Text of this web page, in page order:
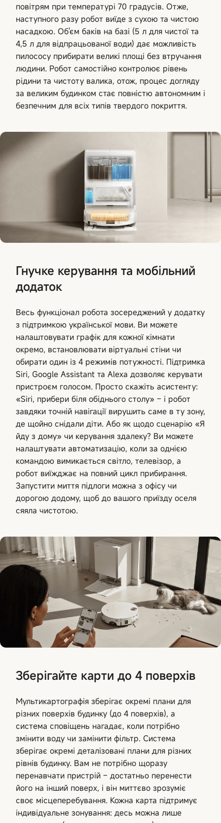
повітрям при температурі 70 градусів. Отже,
наступного разу робот виїде з сухою та чистою
насадкою. Об'єм баків на базі (5 л для чистої та
4,5 л для відпрацьованої води) дає можливість
пилососу прибирати великі площі без втручання
людини. Робот самостійно контролює рівень
рідини та чистоту валика, отож, процес догляду
за великим будинком стає повністю автономним і
безпечним для всіх типів твердого покриття.
Гнучке керування та мобільний
додаток
Весь функціонал робота зосереджений у додатку
з підтримкою української мови. Ви можете
налаштовувати графік для кожної кімнати
окремо, встановлювати віртуальні стіни чи
обирати один із 4 режимів потужності. Підтримка
Siri, Google Assistant та Alexa дозволяє керувати
пристроєм голосом. Просто скажіть асистенту:
«Siri, прибери біля обіднього столу» – і робот
завдяки точній навігації вирушить саме в ту зону,
де щойно снідали діти. Або як щодо сценарію «Я
йду з дому» чи керування здалеку? Ви можете
налаштувати автоматизацію, коли за однією
командою вимикається світло, телевізор, а
робот виїжджає на повний цикл прибирання.
Запустити миття підлоги можна з офісу чи
дорогою додому, щоб до вашого приїзду оселя
сяяла чистотою.
Зберігайте карти до 4 поверхів
Мультикартографія зберігає окремі плани для
різних поверхів будинку (до 4 поверхів), а
система сповіщень нагадає, коли потрібно
змінити воду чи замінити фільтр. Система
зберігає окремі деталізовані плани для різних
рівнів будинку. Вам не потрібно щоразу
перенавчати пристрій – достатньо перенести
його на інший поверх, і він миттєво зрозуміє
своє місцеперебування. Кожна карта підтримує
індивідуальне зонування: десь можна лише